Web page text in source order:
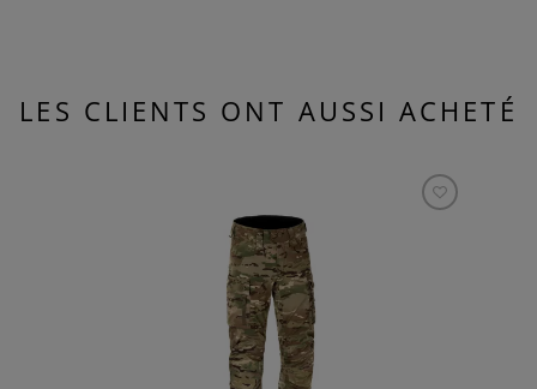
LES CLIENTS ONT AUSSI ACHETÉ